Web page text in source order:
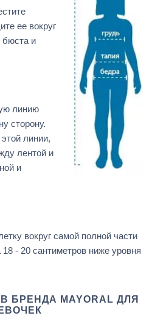
ее вокруг
бюста и
линию
сторону.
линии,
лентой и
и
вокруг самой полной части
- 20 сантиметров ниже уровня
БРЕНДА MAYORAL ДЛЯ